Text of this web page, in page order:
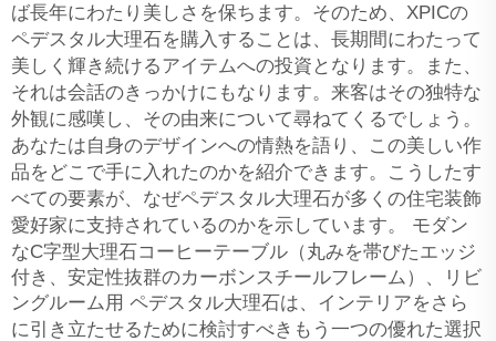
ば長年にわたり美しさを保ちます。そのため、XPICの
ペデスタル大理石を購入することは、長期間にわたって
美しく輝き続けるアイテムへの投資となります。また、
それは会話のきっかけにもなります。来客はその独特な
外観に感嘆し、その由来について尋ねてくるでしょう。
あなたは自身のデザインへの情熱を語り、この美しい作
品をどこで手に入れたのかを紹介できます。こうしたす
べての要素が、なぜペデスタル大理石が多くの住宅装飾
愛好家に支持されているのかを示しています。 モダン
なC字型大理石コーヒーテーブル（丸みを帯びたエッジ
付き、安定性抜群のカーボンスチールフレーム）、リビ
ングルーム用 ペデスタル大理石は、インテリアをさら
に引き立たせるために検討すべきもう一つの優れた選択